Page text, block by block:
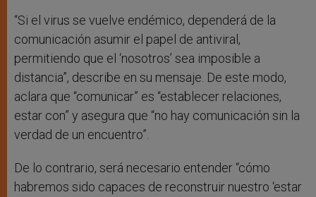
“Si el virus se vuelve endémico, dependerá de la
comunicación asumir el papel de antiviral,
permitiendo que el ‘nosotros’ sea imposible a
distancia”, describe en su mensaje. De este modo,
aclara que “comunicar” es “establecer relaciones,
estar con” y asegura que “no hay comunicación sin la
verdad de un encuentro”.
De lo contrario, será necesario entender “cómo
habremos sido capaces de reconstruir nuestro ‘estar